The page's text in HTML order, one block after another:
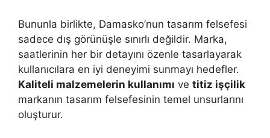
Bununla birlikte, Damasko’nun tasarım felsefesi
sadece dış görünüşle sınırlı değildir. Marka,
saatlerinin her bir detayını özenle tasarlayarak
kullanıcılara en iyi deneyimi sunmayı hedefler.
Kaliteli malzemelerin kullanımı ve titiz işçilik
markanın tasarım felsefesinin temel unsurlarını
oluşturur.